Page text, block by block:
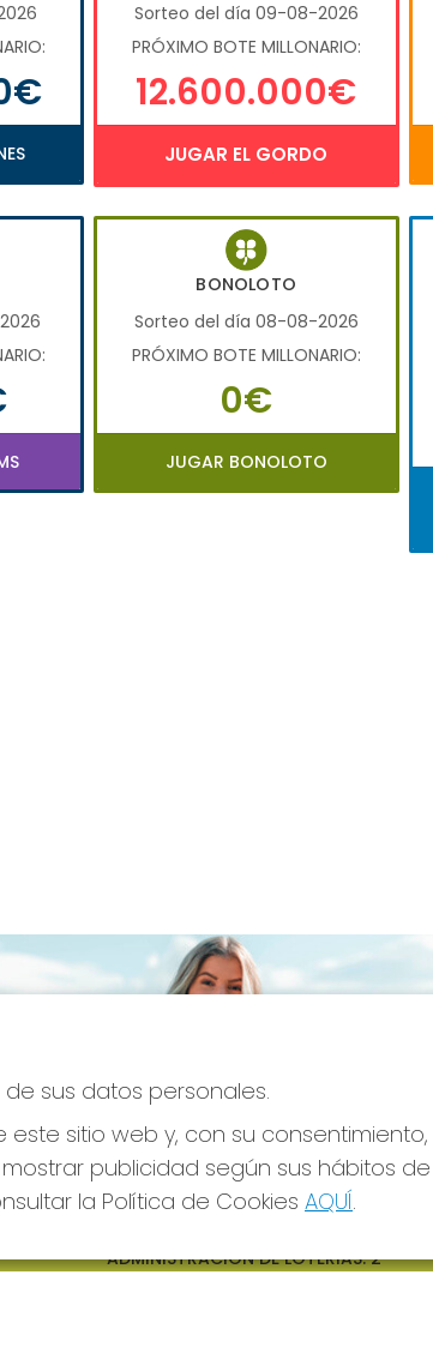
Sorteo del día 09-08-2026
PRÓXIMO BOTE MILLONARIO:
12.600.000€
JUGAR EL GORDO
BONOLOTO
Sorteo del día 08-08-2026
PRÓXIMO BOTE MILLONARIO:
0€
JUGAR BONOLOTO
ADMINISTRACION DE LOTERIAS: 2-
CIUDAD RODRIGO - RECEPTOR
de sus datos personales.
sitio web y, con su consentimiento,
publicidad según sus hábitos de
la Política de Cookies AQUÍ.